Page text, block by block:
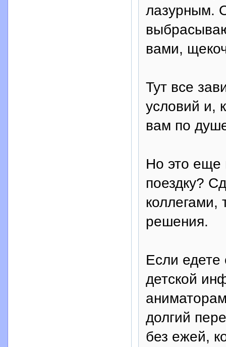
лазурным.
вами,
Тут все
условий и,
вам по
Но это еще
поездку?
коллегами,
решения.
Если едете
детской
долгий
без ежей,